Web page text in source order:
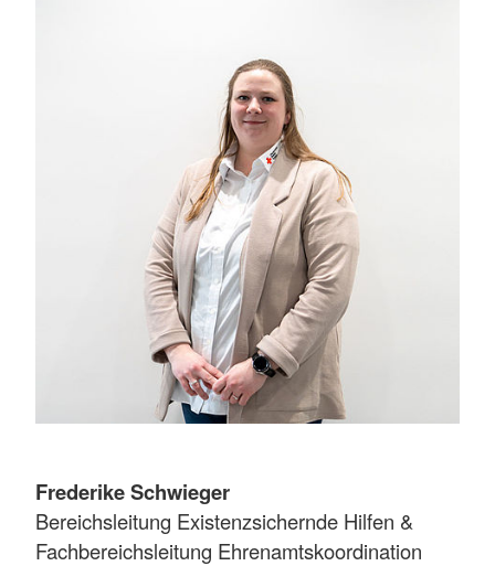
Frederike Schwieger
Bereichsleitung Existenzsichernde Hilfen &
Fachbereichsleitung Ehrenamtskoordination